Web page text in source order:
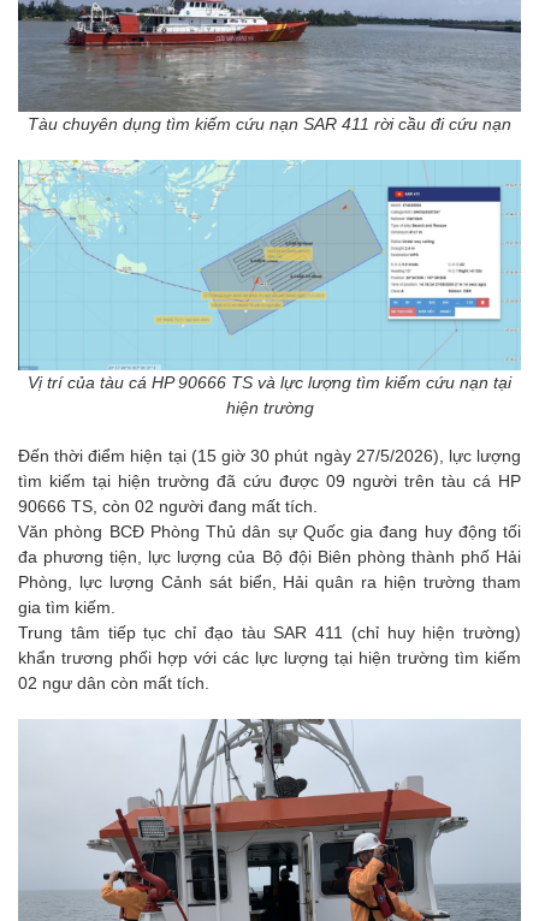
Tàu chuyên dụng tìm kiếm cứu nạn SAR 411 rời cầu đi cứu nạn
Vị trí của tàu cá HP 90666 TS và lực lượng tìm kiếm cứu nạn tại
hiện trường
Đến thời điểm hiện tại (15 giờ 30 phút ngày 27/5/2026), lực lượng
tìm kiếm tại hiện trường đã cứu được 09 người trên tàu cá HP
90666 TS, còn 02 người đang mất tích.
Văn phòng BCĐ Phòng Thủ dân sự Quốc gia đang huy động tối
đa phương tiện, lực lượng của Bộ đội Biên phòng thành phố Hải
Phòng, lực lượng Cảnh sát biển, Hải quân ra hiện trường tham
gia tìm kiếm.
Trung tâm tiếp tục chỉ đạo tàu SAR 411 (chỉ huy hiện trường)
khẩn trương phối hợp với các lực lượng tại hiện trường tìm kiếm
02 ngư dân còn mất tích.